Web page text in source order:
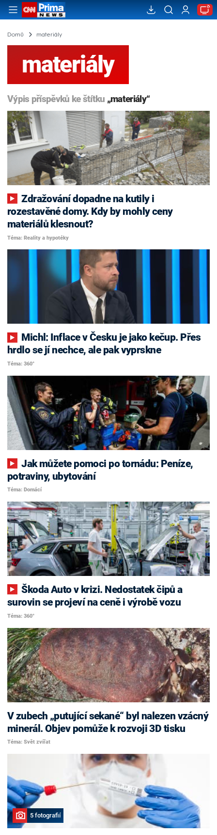
Domů materiály
materiály
Výpis příspěvků ke štítku „materiály“
Zdražování dopadne na kutily i
rozestavěné domy. Kdy by mohly ceny
materiálů klesnout?
Téma: Reality a hypotéky
hrdlo se jí nechce, ale pak vyprskne
Téma: 360°
Jak můžete pomoci po tornádu: Peníze,
potraviny, ubytování
Téma: Domácí
Škoda Auto v krizi. Nedostatek čipů a
surovin se projeví na ceně i výrobě vozu
Téma: 360°
V zubech „putující sekané“ byl nalezen vzácný
minerál. Objev pomůže k rozvoji 3D tisku
Téma: Svět zvířat
5 fotografií